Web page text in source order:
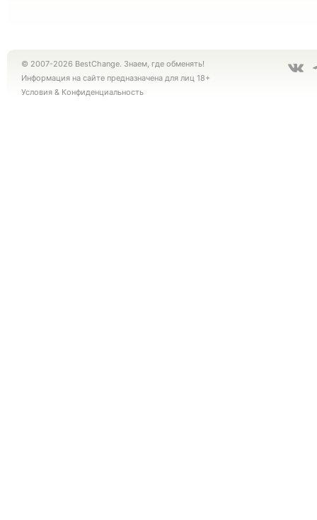
© 2007-2026 BestChange. Знаем, где обменять!
Информация на сайте предназначена для лиц 18+
Условия & Конфиденциальность